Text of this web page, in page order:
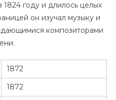
1824 году и длилось целых
он изучал музыку и
композиторами
1872
1872